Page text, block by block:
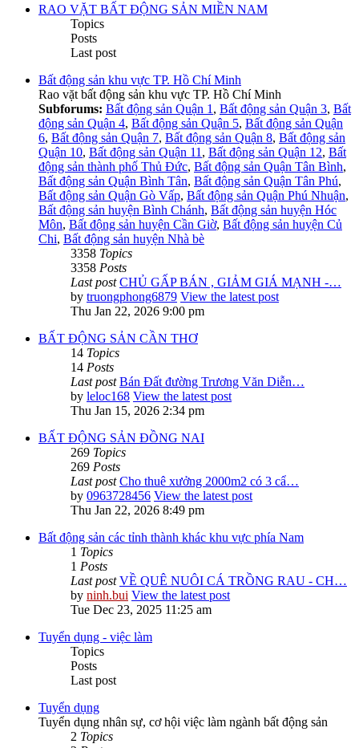
RAO VẶT BẤT ĐỘNG SẢN MIỀN NAM
Topics
Posts
Last post
Bất động sản khu vực TP. Hồ Chí Minh
Rao vặt bất động sản khu vực TP. Hồ Chí Minh
Subforums: Bất động sản Quận 1 , Bất động sản Quận 3, Bất
động sản Quận 4, Bất động sản Quận 5, Bất động sản Quận
6, Bất động sản Quận 7, Bất động sản Quận 8, Bất động sản
Quận 10, Bất động sản Quận 11 , Bất động sản Quận 12, Bất
động sản thành phố Thủ Đức, Bất động sản Quận Tân Bình,
Bất động sản Quận Bình Tân, Bất động sản Quận Tân Phú,
Bất động sản Quận Gò Vấp, Bất động sản Quận Phú Nhuận,
Bất động sản huyện Bình Chánh, Bất động sản huyện Hóc
Môn, Bất động sản huyện Cần Giờ, Bất động sản huyện Củ
Chi, Bất động sản huyện Nhà bè
3358 Topics
3358 Posts
Last post CHỦ GẤP BÁN , GIẢM GIÁ MẠNH -…
by truongphong6879 View the latest post
Thu Jan 22, 2026 9:00 pm
BẤT ĐỘNG SẢN CẦN THƠ
14 Topics
14 Posts
Last post Bán Đất đường Trương Văn Diễn…
by leloc168 View the latest post
Thu Jan 15, 2026 2:34 pm
BẤT ĐỘNG SẢN ĐỒNG NAI
269 Topics
269 Posts
Last post Cho thuê xưởng 2000m2 có 3 cẩ…
by 0963728456 View the latest post
Thu Jan 22, 2026 8:49 pm
Bất động sản các tỉnh thành khác khu vực phía Nam
1 Topics
1 Posts
Last post VỀ QUÊ NUÔI CÁ TRỒNG RAU - CH…
by ninh.bui View the latest post
Tue Dec 23, 2025 11:25 am
Tuyển dụng - việc làm
Topics
Posts
Last post
Tuyển dụng
Tuyển dụng nhân sự, cơ hội việc làm ngành bất động sản
2 Topics